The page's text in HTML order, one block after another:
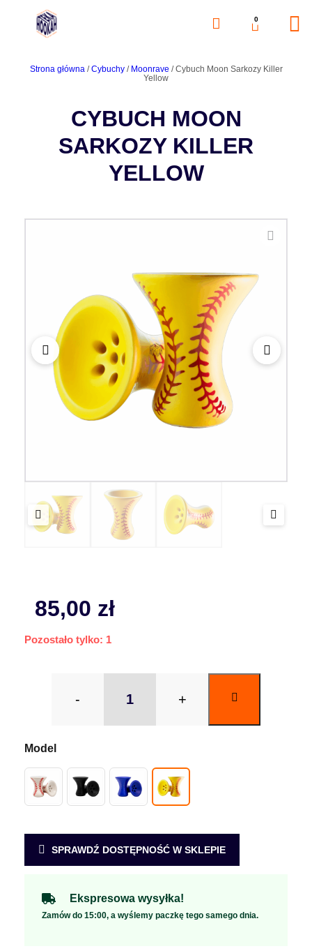
0
Strona główna/Cybuchy/ Moonrave / Cybuch Moon Sarkozy Killer
Yellow
CYBUCH MOON
SARKOZY KILLER
YELLOW
85,00 zł
Pozostało tylko: 1
- +
SPRAWDŹ DOSTĘPNOŚĆ W SKLEPIE
Ekspresowa wysyłka!
Zamów do 15:00, a wyślemy paczkę tego samego dnia.